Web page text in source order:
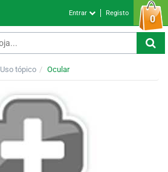
0
Entrar Registo
Uso tópico Ocular